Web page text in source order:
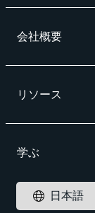
会社概要
リソース
学ぶ